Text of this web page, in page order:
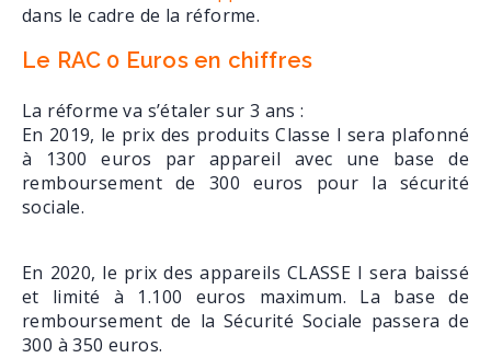
dans le cadre de la réforme.
Le RAC 0 Euros en chiffres
La réforme va s’étaler sur 3 ans :
En 2019, le prix des produits Classe I sera plafonné
à 1300 euros par appareil avec une base de
remboursement de 300 euros pour la sécurité
sociale.
En 2020, le prix des appareils CLASSE I sera baissé
et limité à 1.100 euros maximum. La base de
remboursement de la Sécurité Sociale passera de
300 à 350 euros.